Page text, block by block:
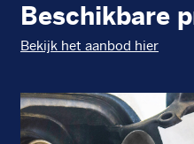
Beschikbare
Bekijk het aanbod hier